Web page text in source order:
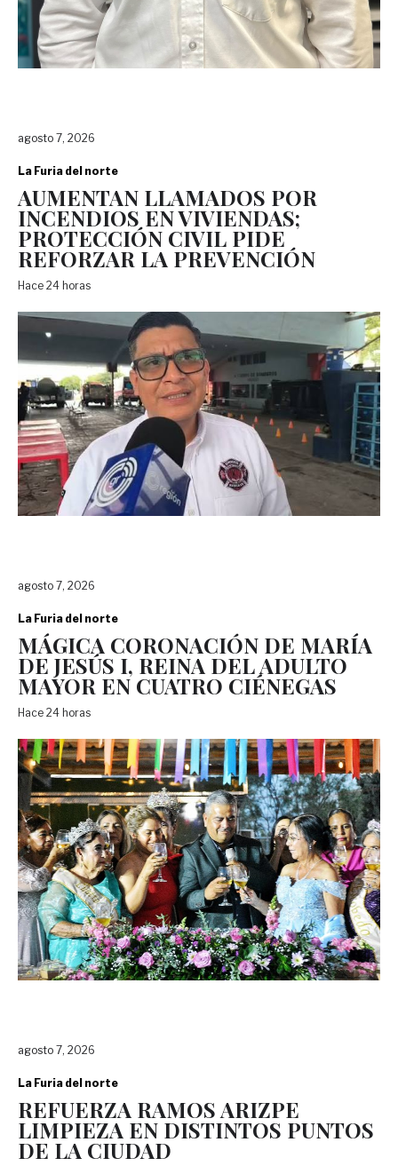
agosto 7, 2026
La Furia del norte
AUMENTAN LLAMADOS POR
INCENDIOS EN VIVIENDAS;
PROTECCIÓN CIVIL PIDE
REFORZAR LA PREVENCIÓN
Hace 24 horas
agosto 7, 2026
La Furia del norte
MÁGICA CORONACIÓN DE MARÍA
DE JESÚS I, REINA DEL ADULTO
MAYOR EN CUATRO CIÉNEGAS
Hace 24 horas
agosto 7, 2026
La Furia del norte
REFUERZA RAMOS ARIZPE
LIMPIEZA EN DISTINTOS PUNTOS
DE LA CIUDAD